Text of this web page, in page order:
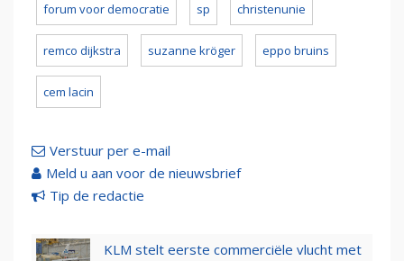
forum voor democratie sp christenunie
remco dijkstra suzanne kröger eppo bruins
cem lacin
Verstuur per e-mail
Meld u aan voor de nieuwsbrief
Tip de redactie
KLM stelt eerste commerciële vlucht met